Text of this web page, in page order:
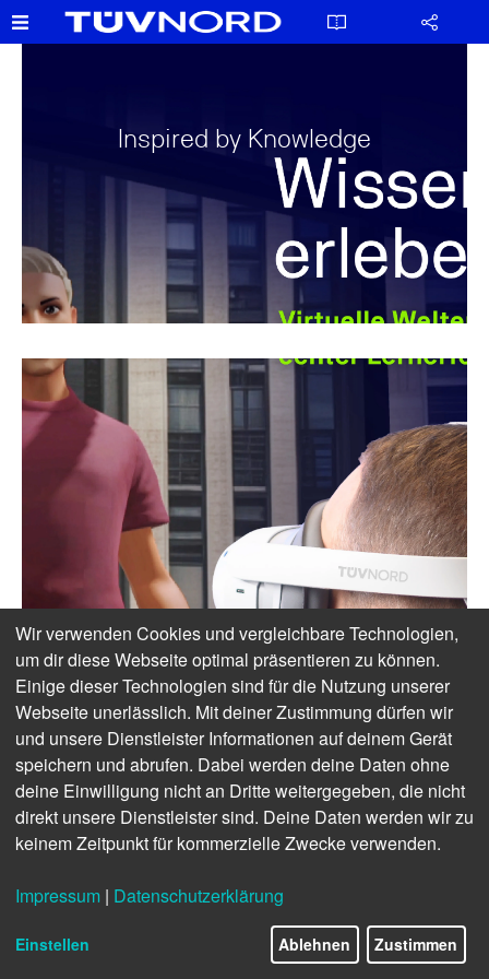
Inspired by Knowledge
Wir verwenden Cookies und vergleichbare Technologien,
um dir diese Webseite optimal präsentieren zu können.
Einige dieser Technologien sind für die Nutzung unserer
Webseite unerlässlich. Mit deiner Zustimmung dürfen wir
und unsere Dienstleister Informationen auf deinem Gerät
speichern und abrufen. Dabei werden deine Daten ohne
deine Einwilligung nicht an Dritte weitergegeben, die nicht
direkt unsere Dienstleister sind. Deine Daten werden wir zu
keinem Zeitpunkt für kommerzielle Zwecke verwenden.
Impressum | Datenschutzerklärung
Einstellen Ablehnen Zustimmen